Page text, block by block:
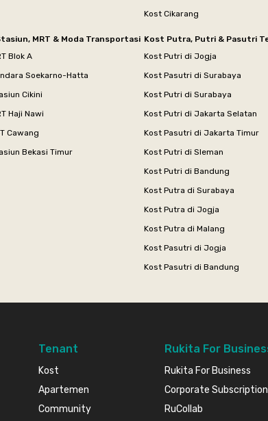
Kost Cikarang
MRT & Moda Transportasi
Blok A
Soekarno-Hatta
Cikini
Haji Nawi
Cawang
Bekasi Timur
Kost Putra, Putri & Pasutri
Kost Putri di Jogja
Kost Pasutri di Surabaya
Kost Putri di Surabaya
Kost Putri di Jakarta Selatan
Kost Pasutri di Jakarta Timur
Kost Putri di Sleman
Kost Putri di Bandung
Kost Putra di Surabaya
Kost Putra di Jogja
Kost Putra di Malang
Kost Pasutri di Jogja
Kost Pasutri di Bandung
Tenant
Kost
Apartemen
Community
Rukita For
Rukita For Business
Corporate Subscription
RuCollab